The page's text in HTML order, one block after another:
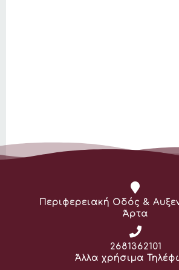
Διεύθυνση:
Περιφερειακή Οδός &
Άρτα
Τηλέφωνο:
2681362101
Άλλα χρήσιμα